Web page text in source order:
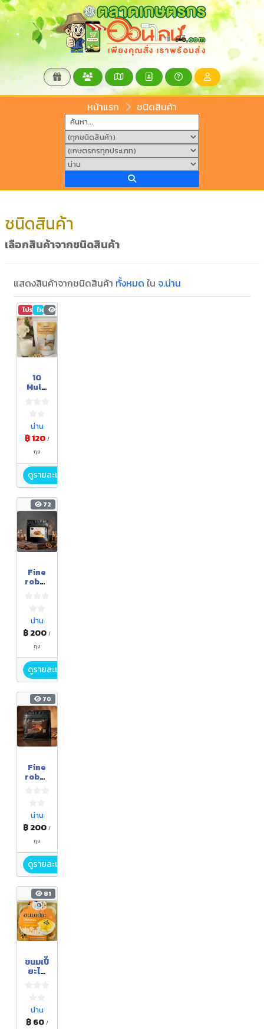
หน้าแรก ชนิดสินค้า
ชนิดสินค้า
เลือกสินค้าจากชนิดสินค้า
แสดงสินค้าจากชนิดสินค้า ทั้งหมด ใน จ.น่าน
โปรโมชัน
ใหม่ 4
10
Multi
er
(เครื่อ
งดื่ม
ผง
ธัญพืช
รวม
พร้อม
ชง)
น่าน
฿ 120 /
ถุง
ดูรายละเอียด
72
Fine
robus
น่าน
฿ 200/
ถุง
ดูรายละเอียด
70
Fine
robus
น่าน
฿ 200/
ถุง
ดูรายละเอียด
81
ขนมเปี๊
ยะไส้
น่าน
฿ 60 /